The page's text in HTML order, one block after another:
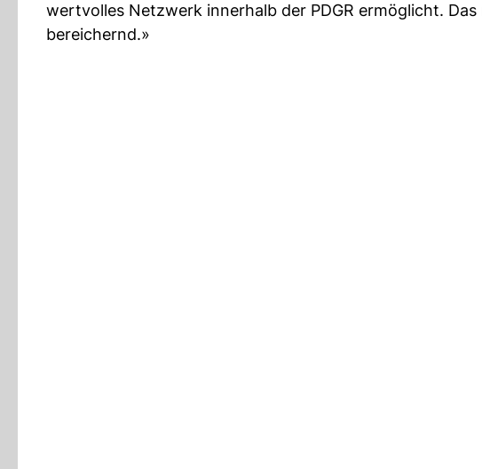
wertvolles Netzwerk innerhalb der PDGR ermöglicht.
bereichernd.»